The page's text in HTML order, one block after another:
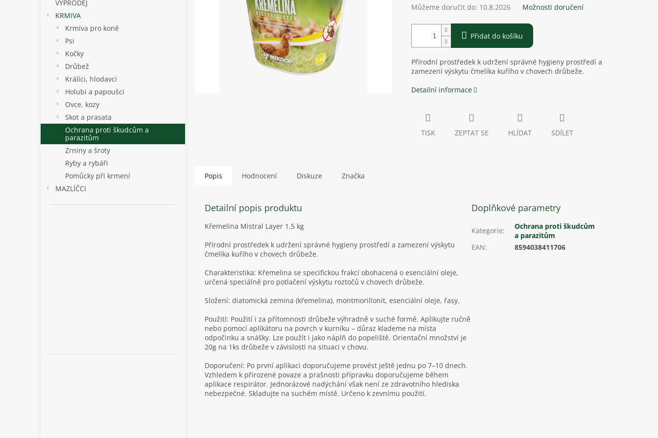
VÝPRODEJ
KRMIVA
Krmiva pro koně
Psi
Kočky
Drůbež
Králíci, hlodavci
Holubi a papoušci
Ovce, kozy
Skot a prasata
Ochrana proti škudcům a
parazitům
Zrniny a šroty
Ryby a rybáři
Pomůcky při krmení
MAZLÍČCI
Můžeme doručit do: 10.8.2026 Možnosti doručení
Přidat do košíku
Přírodní prostředek k udržení správné hygieny prostředí a
zamezení výskytu čmelíka kuřího v chovech drůbeže.
Detailní informace
TISK ZEPTAT SE HLÍDAT SDÍLET
Popis Hodnocení Diskuze Značka
Detailní popis produktu
Křemelina Mistral Layer 1,5 kg
Přírodní prostředek k udržení správné hygieny prostředí a zamezení výskytu
čmelíka kuřího v chovech drůbeže.
Charakteristika: Křemelina se specifickou frakcí obohacená o esenciální oleje,
určená speciálně pro potlačení výskytu roztočů v chovech drůbeže.
Složení: diatomická zemina (křemelina), montmorillonit, esenciální oleje, řasy.
Použití: Použití i za přítomnosti drůbeže výhradně v suché formě. Aplikujte ručně
nebo pomocí aplikátoru na povrch v kurníku – důraz klademe na místa
odpočinku a snášky. Lze použít i jako náplň do popeliště. Orientační množství je
20g na 1ks drůbeže v závislosti na situaci v chovu.
Doporučení: Po první aplikaci doporučujeme provést ještě jednu po 7–10 dnech.
Vzhledem k přirozené povaze a prašnosti přípravku doporučujeme během
aplikace respirátor. Jednorázové nadýchání však není ze zdravotního hlediska
nebezpečné. Skladujte na suchém místě. Určeno k zevnímu použití.
Doplňkové parametry
Kategorie:
Ochrana proti škudcům
a parazitům
EAN: 8594038411706